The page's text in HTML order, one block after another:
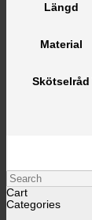
Längd
Material
Skötselråd
Search
Cart
Categories